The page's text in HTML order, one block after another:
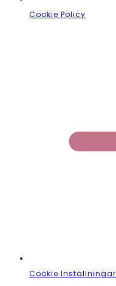
Cookie Policy
Cookie Inställningar